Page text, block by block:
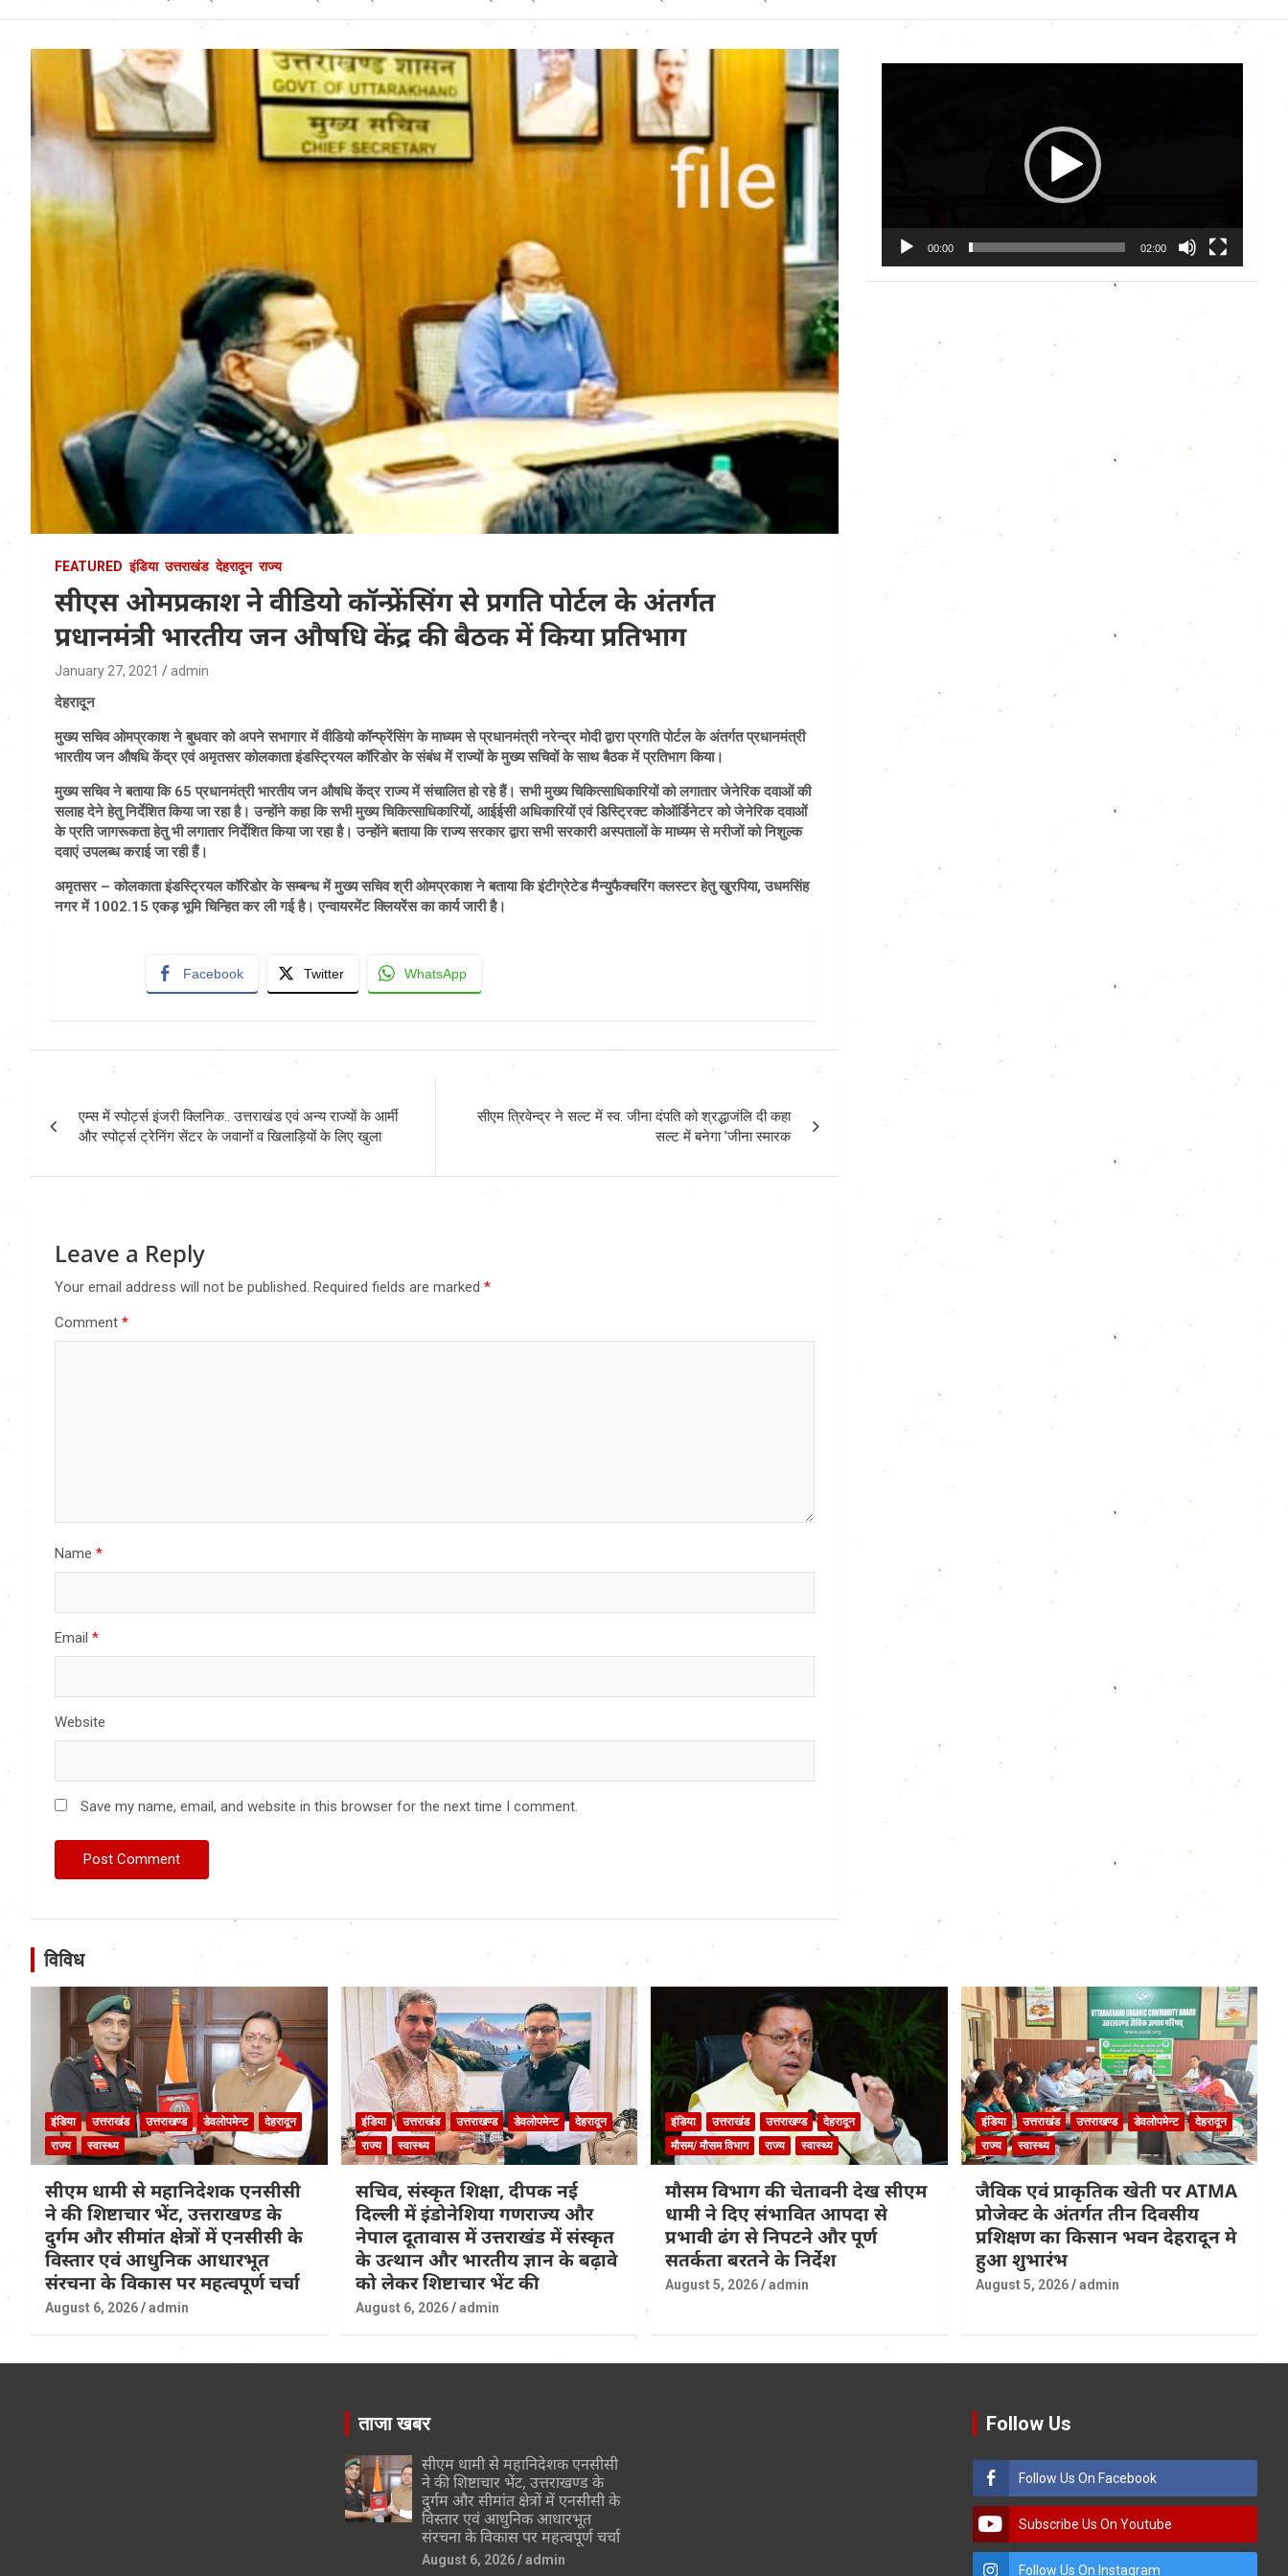
Uttarakhand News in
Hindi
FEATURED इंडिया उत्तराखंड देहरादून राज्य
सीएस ओमप्रकाश ने वीडियो कॉन्फ्रेंसिंग से प्रगति पोर्टल के अंतर्गत
प्रधानमंत्री भारतीय जन औषधि केंद्र की बैठक में किया प्रतिभाग
January 27, 2021 admin
देहरादून
मुख्य सचिव ओमप्रकाश ने बुधवार को अपने सभागार में वीडियो कॉन्फ्रेंसिंग के माध्यम से प्रधानमंत्री नरेन्द्र मोदी द्वारा प्रगति पोर्टल के अंतर्गत प्रधानमंत्री
भारतीय जन औषधि केंद्र एवं अमृतसर कोलकाता इंडस्ट्रियल कॉरिडोर के संबंध में राज्यों के मुख्य सचिवों के साथ बैठक में प्रतिभाग किया।
मुख्य सचिव ने बताया कि 65 प्रधानमंत्री भारतीय जन औषधि केंद्र राज्य में संचालित हो रहे हैं। सभी मुख्य चिकित्साधिकारियों को लगातार जेनेरिक दवाओं की
सलाह देने हेतु निर्देशित किया जा रहा है। उन्होंने कहा कि सभी मुख्य चिकित्साधिकारियों, आईईसी अधिकारियों एवं डिस्ट्रिक्ट कोऑर्डिनेटर को जेनेरिक दवाओं
के प्रति जागरूकता हेतु भी लगातार निर्देशित किया जा रहा है। उन्होंने बताया कि राज्य सरकार द्वारा सभी सरकारी अस्पतालों के माध्यम से मरीजों को निशुल्क
दवाएं उपलब्ध कराई जा रही हैं।
अमृतसर – कोलकाता इंडस्ट्रियल कॉरिडोर के सम्बन्ध में मुख्य सचिव श्री ओमप्रकाश ने बताया कि इंटीग्रेटेड मैन्युफैक्चरिंग क्लस्टर हेतु खुरपिया, उधमसिंह
नगर में 1002.15 एकड़ भूमि चिन्हित कर ली गई है। एन्वायरमेंट क्लियरेंस का कार्य जारी है।
Facebook Twitter WhatsApp
navigation
एम्स में स्पोर्ट्स इंजरी क्लिनिक.. उत्तराखंड एवं अन्य राज्यों के आर्मी
और स्पोर्ट्स ट्रेनिंग सेंटर के जवानों व खिलाड़ियों के लिए खुला
सीएम त्रिवेन्द्र ने सल्ट में स्व. जीना दंपति को श्रद्धाजंलि दी कहा
सल्ट में बनेगा ’जीना स्मारक
Leave a Reply
Your email address will not be published. Required fields are marked *
Comment *
Name *
Email *
Website
Save my name, email, and website in this browser for the next time I comment.
00:00 02:00
विविध
इंडिया उत्तराखंड उत्तराखण्ड डेवलोपमेन्ट
देहरादून
राज्य
स्वास्थ्य
सीएम धामी से महानिदेशक एनसीसी
ने की शिष्टाचार भेंट, उत्तराखण्ड के
दुर्गम और सीमांत क्षेत्रों में एनसीसी के
विस्तार एवं आधुनिक आधारभूत
संरचना के विकास पर महत्वपूर्ण चर्चा
August 6, 2026 admin
इंडिया उत्तराखंड उत्तराखण्ड डेवलोपमेन्ट
देहरादून
राज्य
स्वास्थ्य
सचिव, संस्कृत शिक्षा, दीपक नई
दिल्ली में इंडोनेशिया गणराज्य और
नेपाल दूतावास में उत्तराखंड में संस्कृत
के उत्थान और भारतीय ज्ञान के बढ़ावे
को लेकर शिष्टाचार भेंट की
August 6, 2026 admin
इंडिया उत्तराखंड उत्तराखण्ड
देहरादून
मौसम/ मौसम विभाग
राज्य स्वास्थ्य
मौसम विभाग की चेतावनी देख सीएम
धामी ने दिए संभावित आपदा से
प्रभावी ढंग से निपटने और पूर्ण
सतर्कता बरतने के निर्देश
August 5, 2026 admin
इंडिया उत्तराखंड उत्तराखण्ड डेवलोपमेन्ट
देहरादून
राज्य
स्वास्थ्य
जैविक एवं प्राकृतिक खेती पर ATMA
प्रोजेक्ट के अंतर्गत तीन दिवसीय
प्रशिक्षण का किसान भवन देहरादून मे
हुआ शुभारंभ
August 5, 2026 admin
ताजा खबर
सीएम धामी से महानिदेशक एनसीसी
ने की शिष्टाचार भेंट, उत्तराखण्ड के
दुर्गम और सीमांत क्षेत्रों में एनसीसी के
विस्तार एवं आधुनिक आधारभूत
संरचना के विकास पर महत्वपूर्ण चर्चा
August 6, 2026 admin
Follow Us
Follow Us On Facebook
Subscribe Us On Youtube
Follow Us On Instagram